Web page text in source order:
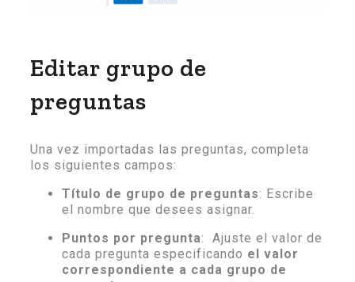
Editar grupo de
preguntas
Una vez importadas las preguntas, completa
los siguientes campos:
Título de grupo de preguntas: Escribe
el nombre que desees asignar.
Puntos por pregunta: Ajuste el valor de
cada pregunta especificando el valor
correspondiente a cada grupo de